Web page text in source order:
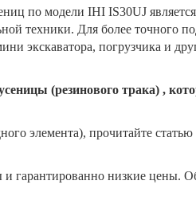
по модели IHI IS30UJ
техники. Для более точного
экскаватора, погрузчика и
(резинового трака) ,
элемента), прочитайте статью
гарантированно низкие цены.